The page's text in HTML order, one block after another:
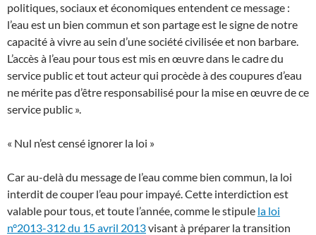
politiques, sociaux et économiques entendent ce message :
l’eau est un bien commun et son partage est le signe de notre
capacité à vivre au sein d’une société civilisée et non barbare.
L’accès à l’eau pour tous est mis en œuvre dans le cadre du
service public et tout acteur qui procède à des coupures d’eau
ne mérite pas d’être responsabilisé pour la mise en œuvre de ce
service public ».
« Nul n’est censé ignorer la loi »
Car au-delà du message de l’eau comme bien commun, la loi
interdit de couper l’eau pour impayé. Cette interdiction est
valable pour tous, et toute l’année, comme le stipule la loi
n°2013-312 du 15 avril 2013visant à préparer la transition